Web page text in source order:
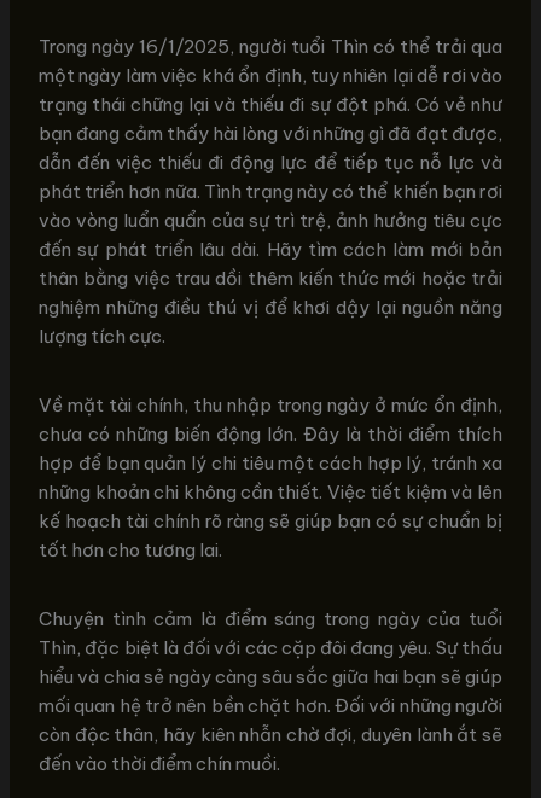
Trong ngày 16/1/2025, người tuổi Thìn có thể trải qua
một ngày làm việc khá ổn định, tuy nhiên lại dễ rơi vào
trạng thái chững lại và thiếu đi sự đột phá. Có vẻ như
bạn đang cảm thấy hài lòng với những gì đã đạt được,
dẫn đến việc thiếu đi động lực để tiếp tục nỗ lực và
phát triển hơn nữa. Tình trạng này có thể khiến bạn rơi
vào vòng luẩn quẩn của sự trì trệ, ảnh hưởng tiêu cực
đến sự phát triển lâu dài. Hãy tìm cách làm mới bản
thân bằng việc trau dồi thêm kiến thức mới hoặc trải
nghiệm những điều thú vị để khơi dậy lại nguồn năng
lượng tích cực.
Về mặt tài chính, thu nhập trong ngày ở mức ổn định,
chưa có những biến động lớn. Đây là thời điểm thích
hợp để bạn quản lý chi tiêu một cách hợp lý, tránh xa
những khoản chi không cần thiết. Việc tiết kiệm và lên
kế hoạch tài chính rõ ràng sẽ giúp bạn có sự chuẩn bị
tốt hơn cho tương lai.
Chuyện tình cảm là điểm sáng trong ngày của tuổi
Thìn, đặc biệt là đối với các cặp đôi đang yêu. Sự thấu
hiểu và chia sẻ ngày càng sâu sắc giữa hai bạn sẽ giúp
mối quan hệ trở nên bền chặt hơn. Đối với những người
còn độc thân, hãy kiên nhẫn chờ đợi, duyên lành ắt sẽ
đến vào thời điểm chín muồi.